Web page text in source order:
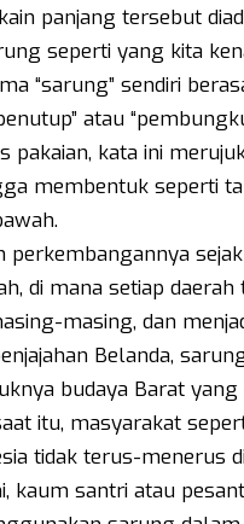
panjang tersebut
seperti yang kita
“sarung” sendiri
atau
pakaian, kata ini
membentuk seperti
perkembangannya
di mana setiap
masing, dan
Belanda,
budaya Barat
itu, masyarakat
tidak terus-menerus
kaum santri atau